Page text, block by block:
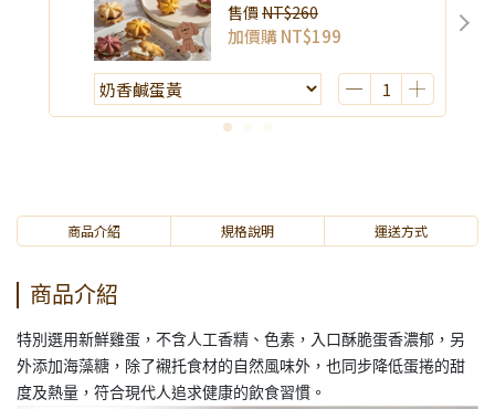
售價 NT$260
加價購NT$199
商品介紹 規格說明 運送方式
商品介紹
特別選用新鮮雞蛋，不含人工香精、色素，入口酥脆蛋香濃郁，另
外添加海藻糖，除了襯托食材的自然風味外，也同步降低蛋捲的甜
度及熱量，符合現代人追求健康的飲食習慣。